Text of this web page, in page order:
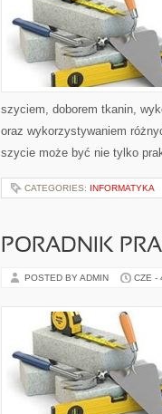
szyciem, doborem tkanin,
oraz wykorzystywaniem
szycie może być nie tylko
CATEGORIES: INFORMATYKA
PORADNIK
POSTED BY ADMIN CZE -